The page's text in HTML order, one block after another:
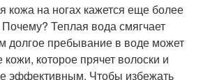
кожа на ногах кажется еще более
Теплая вода смягчает
долгое пребывание в воде может
которое прячет волоски и
эффективным. Чтобы избежать